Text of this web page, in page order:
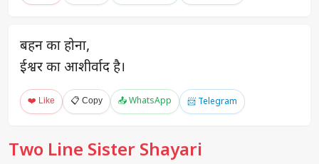
बहन का होना,
ईश्वर का आशीर्वाद है।
❤️ Like 📋 Copy 📤 WhatsApp 📨 Telegram
Two Line Sister Shayari